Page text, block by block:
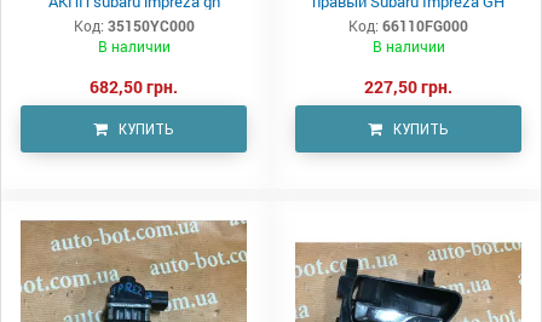
Код: 35150YC000
В наличии
682,50 грн.
КУПИТЬ
Код: 66110FG000
В наличии
227,50 грн.
КУПИТЬ